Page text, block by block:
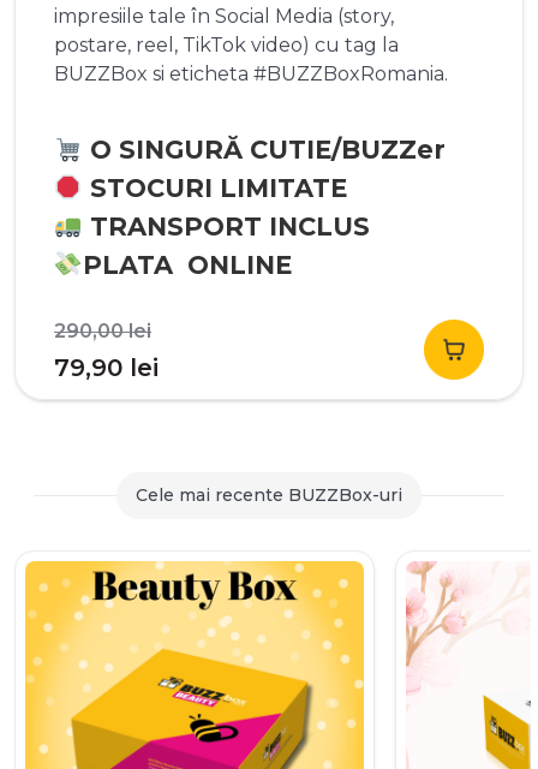
impresiile tale în Social Media (story,
postare, reel, TikTok video) cu tag la
BUZZBox si eticheta #BUZZBoxRomania.
O SINGURĂ CUTIE/BUZZer
STOCURI LIMITATE
TRANSPORT INCLUS
PLATA ONLINE
290,00leiPrețul
inițial
a
290,00 lei.
79,90 lei
curent
79,90 lei.
Cele mai recente BUZZBox-uri